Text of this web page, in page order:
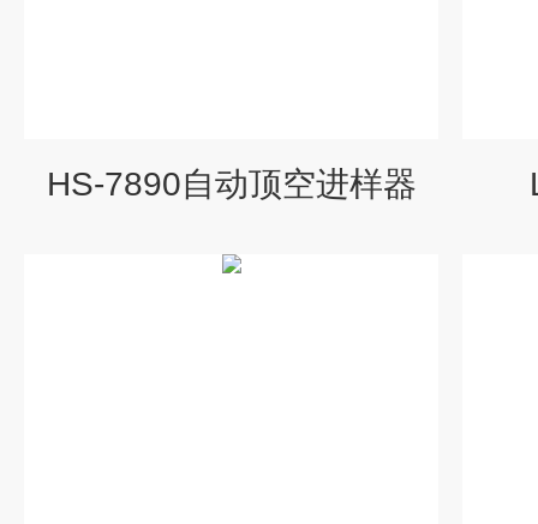
HS-7890自动顶空进样器